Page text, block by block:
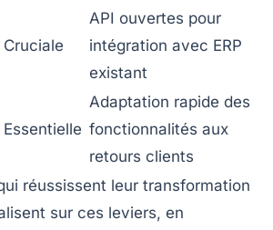
Cruciale
API ouvertes pour
intégration avec ERP
existant
Essentielle
Adaptation rapide des
fonctionnalités aux
retours clients
réussissent leur transformation
sur ces leviers, en